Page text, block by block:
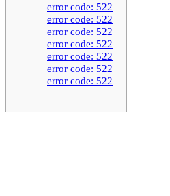
error code: 522
error code: 522
error code: 522
error code: 522
error code: 522
error code: 522
error code: 522